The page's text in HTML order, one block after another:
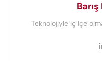
Teknolojiyle iç içe